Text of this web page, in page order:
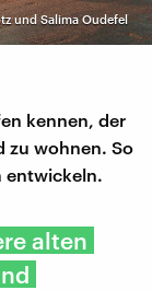
und Salima Oudefel
kennen, der
zu wohnen. So
entwickeln.
alten